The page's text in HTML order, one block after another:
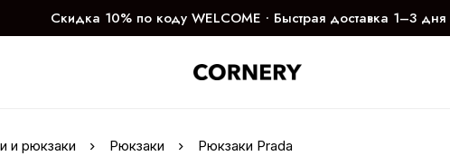
Скидка 10% по коду WELCOME ∙ Быстрая доставка 1–3 дня
и рюкзаки Рюкзаки Рюкзаки Prada